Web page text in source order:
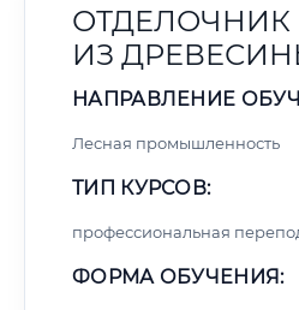
ОТДЕЛОЧНИК
ИЗ
НАПРАВЛЕНИЕ
Лесная промышленность
ТИП КУРСОВ:
профессиональная
ФОРМА ОБУЧЕНИЯ: